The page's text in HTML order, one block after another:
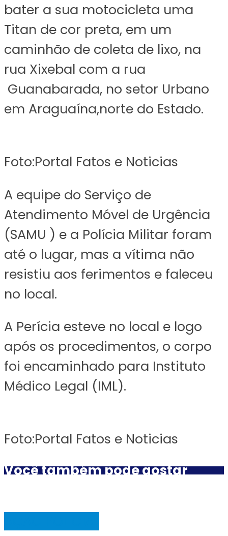
bater a sua motocicleta uma
Titan de cor preta, em um
caminhão de coleta de lixo, na
rua Xixebal com a rua
Guanabarada, no setor Urbano
em Araguaína,norte do Estado.
Foto:Portal Fatos e Noticias
A equipe do Serviço de
Atendimento Móvel de Urgência
(SAMU ) e a Polícia Militar foram
até o lugar, mas a vítima não
resistiu aos ferimentos e faleceu
no local.
A Perícia esteve no local e logo
após os procedimentos, o corpo
foi encaminhado para Instituto
Médico Legal (IML).
Foto:Portal Fatos e Noticias
Você também pode gostar